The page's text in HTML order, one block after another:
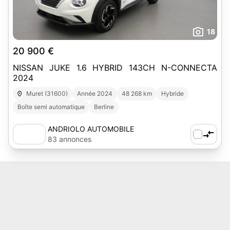
18
20 900 €
NISSAN JUKE 1.6 HYBRID 143CH N-CONNECTA
2024
Muret (31600) Année 2024 48 268 km
Hybride
Boîte semi automatique
Berline
ANDRIOLO AUTOMOBILE
83 annonces